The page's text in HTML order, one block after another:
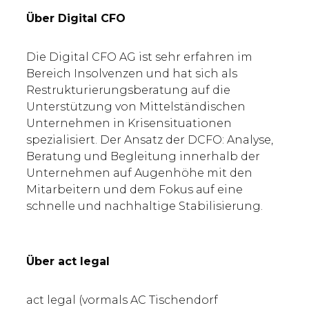
Über Digital CFO
Die Digital CFO AG ist sehr erfahren im
Bereich Insolvenzen und hat sich als
Restrukturierungsberatung auf die
Unterstützung von Mittelständischen
Unternehmen in Krisensituationen
spezialisiert. Der Ansatz der DCFO: Analyse,
Beratung und Begleitung innerhalb der
Unternehmen auf Augenhöhe mit den
Mitarbeitern und dem Fokus auf eine
schnelle und nachhaltige Stabilisierung.
Über act legal
act legal (vormals AC Tischendorf